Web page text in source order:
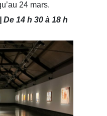
24 mars.
14 h 30 à 18 h